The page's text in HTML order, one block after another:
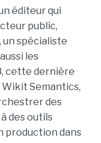
éditeur qui
public,
spécialiste
les
cette dernière
Semantics,
des
des outils
production dans